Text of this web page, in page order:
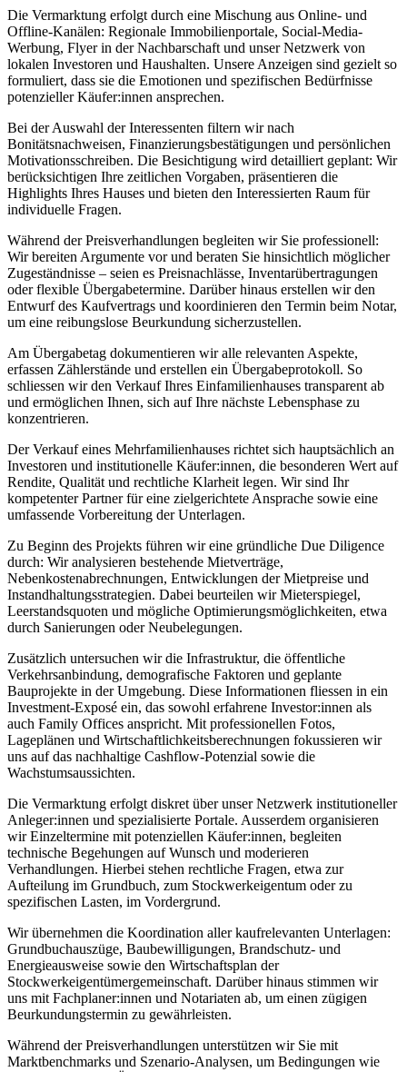
Die Vermarktung erfolgt durch eine Mischung aus Online- und
Offline-Kanälen: Regionale Immobilienportale, Social-Media-
Werbung, Flyer in der Nachbarschaft und unser Netzwerk von
lokalen Investoren und Haushalten. Unsere Anzeigen sind gezielt so
formuliert, dass sie die Emotionen und spezifischen Bedürfnisse
potenzieller Käufer:innen ansprechen.
Bei der Auswahl der Interessenten filtern wir nach
Bonitätsnachweisen, Finanzierungsbestätigungen und persönlichen
Motivationsschreiben. Die Besichtigung wird detailliert geplant: Wir
berücksichtigen Ihre zeitlichen Vorgaben, präsentieren die
Highlights Ihres Hauses und bieten den Interessierten Raum für
individuelle Fragen.
Während der Preisverhandlungen begleiten wir Sie professionell:
Wir bereiten Argumente vor und beraten Sie hinsichtlich möglicher
Zugeständnisse – seien es Preisnachlässe, Inventarübertragungen
oder flexible Übergabetermine. Darüber hinaus erstellen wir den
Entwurf des Kaufvertrags und koordinieren den Termin beim Notar,
um eine reibungslose Beurkundung sicherzustellen.
Am Übergabetag dokumentieren wir alle relevanten Aspekte,
erfassen Zählerstände und erstellen ein Übergabeprotokoll. So
schliessen wir den Verkauf Ihres Einfamilienhauses transparent ab
und ermöglichen Ihnen, sich auf Ihre nächste Lebensphase zu
konzentrieren.
Der Verkauf eines Mehrfamilienhauses richtet sich hauptsächlich an
Investoren und institutionelle Käufer:innen, die besonderen Wert auf
Rendite, Qualität und rechtliche Klarheit legen. Wir sind Ihr
kompetenter Partner für eine zielgerichtete Ansprache sowie eine
umfassende Vorbereitung der Unterlagen.
Zu Beginn des Projekts führen wir eine gründliche Due Diligence
durch: Wir analysieren bestehende Mietverträge,
Nebenkostenabrechnungen, Entwicklungen der Mietpreise und
Instandhaltungsstrategien. Dabei beurteilen wir Mieterspiegel,
Leerstandsquoten und mögliche Optimierungsmöglichkeiten, etwa
durch Sanierungen oder Neubelegungen.
Zusätzlich untersuchen wir die Infrastruktur, die öffentliche
Verkehrsanbindung, demografische Faktoren und geplante
Bauprojekte in der Umgebung. Diese Informationen fliessen in ein
Investment-Exposé ein, das sowohl erfahrene Investor:innen als
auch Family Offices anspricht. Mit professionellen Fotos,
Lageplänen und Wirtschaftlichkeitsberechnungen fokussieren wir
uns auf das nachhaltige Cashflow-Potenzial sowie die
Wachstumsaussichten.
Die Vermarktung erfolgt diskret über unser Netzwerk institutioneller
Anleger:innen und spezialisierte Portale. Ausserdem organisieren
wir Einzeltermine mit potenziellen Käufer:innen, begleiten
technische Begehungen auf Wunsch und moderieren
Verhandlungen. Hierbei stehen rechtliche Fragen, etwa zur
Aufteilung im Grundbuch, zum Stockwerkeigentum oder zu
spezifischen Lasten, im Vordergrund.
Wir übernehmen die Koordination aller kaufrelevanten Unterlagen:
Grundbuchauszüge, Baubewilligungen, Brandschutz- und
Energieausweise sowie den Wirtschaftsplan der
Stockwerkeigentümergemeinschaft. Darüber hinaus stimmen wir
uns mit Fachplaner:innen und Notariaten ab, um einen zügigen
Beurkundungstermin zu gewährleisten.
Während der Preisverhandlungen unterstützen wir Sie mit
Marktbenchmarks und Szenario-Analysen, um Bedingungen wie